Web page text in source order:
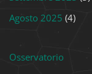
Agosto 2025 (4)
Osservatorio